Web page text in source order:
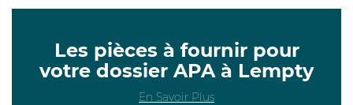
Les pièces à fournir pour
votre dossier APA à Lempty
En Savoir Plus